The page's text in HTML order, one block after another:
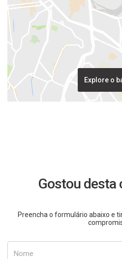
Explore o
Gostou desta
Preencha o formulário abaixo e